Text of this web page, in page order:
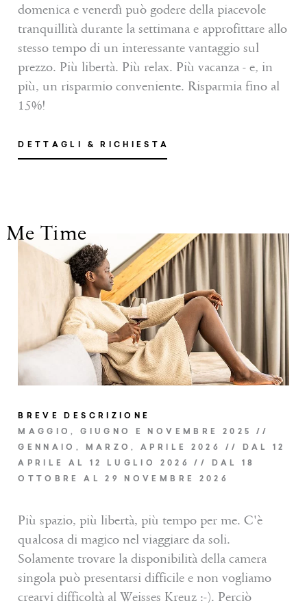
domenica e venerdì può godere della piacevole
tranquillità durante la settimana e approfittare allo
stesso tempo di un interessante vantaggio sul
prezzo. Più libertà. Più relax. Più vacanza - e, in
più, un risparmio conveniente. Risparmia fino al
15%!
DETTAGLI & RICHIESTA
ALTRI SERVIZI INCLUSI
CHIUDI DETTAGLI
INVIA LA RICHIESTA
PRENOTARE
Me Time
BREVE DESCRIZIONE
MAGGIO, GIUGNO E NOVEMBRE 2025 //
GENNAIO, MARZO, APRILE 2026 // DAL 12
APRILE AL 12 LUGLIO 2026 // DAL 18
OTTOBRE AL 29 NOVEMBRE 2026
Più spazio, più libertà, più tempo per me. C'è
qualcosa di magico nel viaggiare da soli.
Solamente trovare la disponibilità della camera
singola può presentarsi difficile e non vogliamo
crearvi difficoltà al Weisses Kreuz :-). Perciò